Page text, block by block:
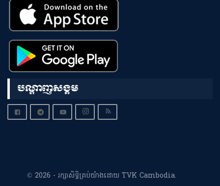
បណ្តាញសង្គម
© 2026 - រក្សាសិទ្ធិគ្រប់យ៉ាងដោយ TVK Cambodia.